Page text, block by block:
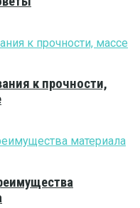
к прочности,